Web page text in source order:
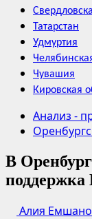
Татарстан
Удмуртия
Чувашия
Кировская
Анализ -
В
Алия